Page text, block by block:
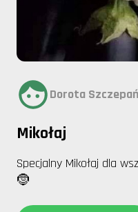
Dorota
Mikołaj
Specjalny Mikołaj dla
🤶